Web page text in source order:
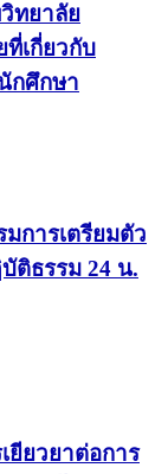
ทยาลัย
ที่เกี่ยวกับ
กศึกษา
การเตรียมตัว
ติธรรม 24 น.
ยียวยาต่อการ